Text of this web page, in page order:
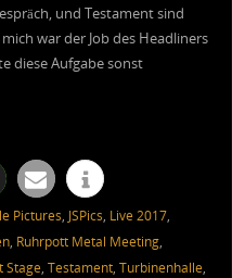
und Testament sind
war der Job des Headliners
diese Aufgabe sonst
Pictures, JSPics, Live 2017,
, Ruhrpott Metal Meeting,
Stage, Testament, Turbinenhalle,